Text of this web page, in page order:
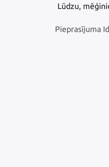
Lūdzu,
Pieprasījuma